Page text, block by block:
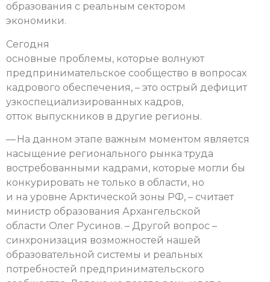
образования с реальным сектором
экономики.
Сегодня
основные проблемы, которые волнуют
предпринимательское сообщество в вопросах
кадрового обеспечения, – это острый дефицит
узкоспециализированных кадров,
отток выпускников в другие регионы.
— На данном этапе важным моментом является
насыщение регионального рынка труда
востребованными кадрами, которые могли бы
конкурировать не только в области, но
и на уровне Арктической зоны РФ, – считает
министр образования Архангельской
области Олег Русинов. – Другой вопрос –
синхронизация возможностей нашей
образовательной системы и реальных
потребностей предпринимательского